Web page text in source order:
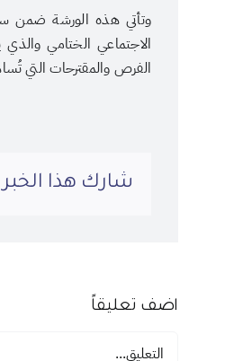
وتأتي هذه الورشة ضمن
الاجتماعي الختامي
الفرص والمقترحات التي
شارك هذا الخبر
اضف تعليقاً